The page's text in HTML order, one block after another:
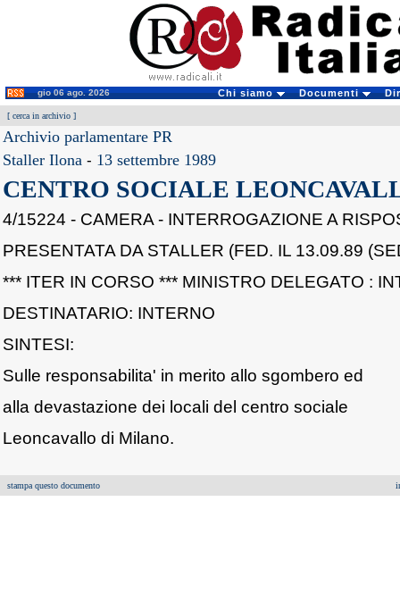
gio 06 ago. 2026 Chi siamo Documenti
[ cerca in archivio ]
Archivio parlamentare PR
Staller Ilona - 13 settembre 1989
CENTRO SOCIALE
4/15224 - CAMERA - INTERROGAZIONE A
PRESENTATA DA STALLER (FED. IL 13.09.89
*** ITER IN CORSO *** MINISTRO DELEGATO :
DESTINATARIO: INTERNO
SINTESI:
Sulle responsabilita' in merito allo sgombero ed
alla devastazione dei locali del centro sociale
Leoncavallo di Milano.
stampa questo documento